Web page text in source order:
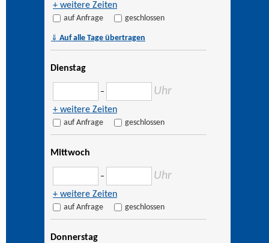
+ weitere Zeiten
auf Anfrage geschlossen
⇓ Auf alle Tage übertragen
Dienstag
– Uhr
+ weitere Zeiten
auf Anfrage geschlossen
Mittwoch
– Uhr
+ weitere Zeiten
auf Anfrage geschlossen
Donnerstag